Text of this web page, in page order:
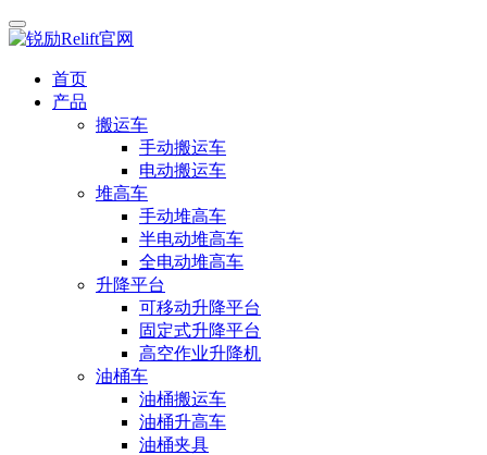
首页
产品
搬运车
手动搬运车
电动搬运车
堆高车
手动堆高车
半电动堆高车
全电动堆高车
升降平台
可移动升降平台
固定式升降平台
高空作业升降机
油桶车
油桶搬运车
油桶升高车
油桶夹具